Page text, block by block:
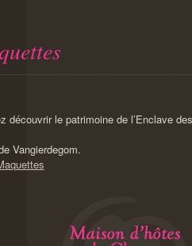
découvrir le patrimoine de l’Enclave
Vangierdegom.